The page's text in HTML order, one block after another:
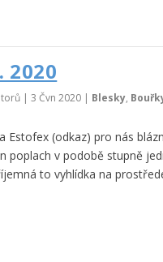
2020
| 3 Čvn 2020| Blesky,
Estofex (odkaz) pro nás
poplach v podobě stupně
to vyhlídka na